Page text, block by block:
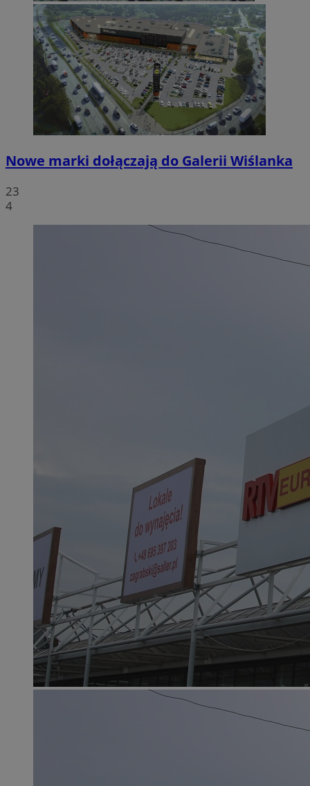
Nowe marki dołączają do Galerii Wiślanka
23
4